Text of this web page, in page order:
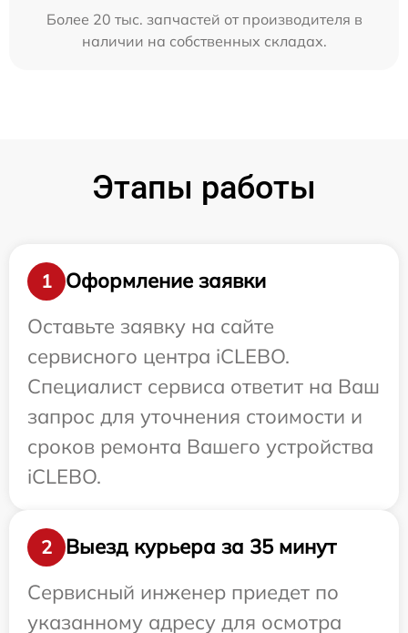
Более 20 тыс. запчастей от производителя в
наличии на собственных складах.
Этапы работы
1
Оформление заявки
Оставьте заявку на сайте
сервисного центра iCLEBO.
Специалист сервиса ответит на Ваш
запрос для уточнения стоимости и
сроков ремонта Вашего устройства
iCLEBO.
2
Выезд курьера за 35 минут
Сервисный инженер приедет по
указанному адресу для осмотра